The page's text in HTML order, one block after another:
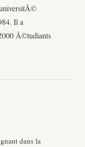
Il a
Ã©tudiants
dans la